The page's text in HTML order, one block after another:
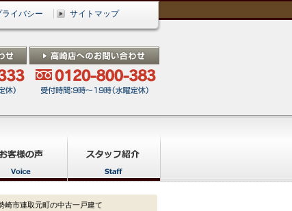
ライバシー サイトマップ
崎市連取元町の中古一戸建て